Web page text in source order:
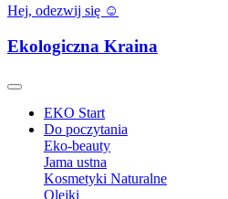
Hej, odezwij się ☺️
Ekologiczna Kraina
EKO Start
Do poczytania
Eko-beauty
Jama ustna
Kosmetyki Naturalne
Olejki